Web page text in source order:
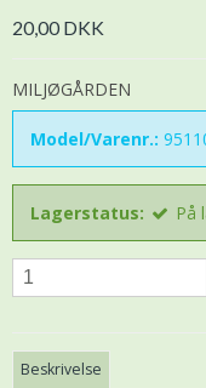
20,00 DKK
MILJØGÅRDEN
Model/Varenr.:
Lagerstatus: På
Beskrivelse